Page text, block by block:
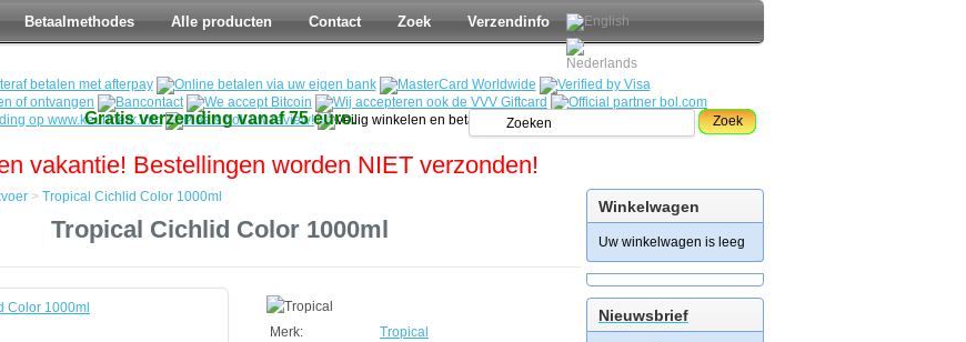
Betaalmethodes Alle producten Contact Zoek Verzendinfo
Gratis verzending vanaf 75 euro. Zoek
vakantie! Bestellingen worden NIET verzonden!
Winkelwagen
Uw winkelwagen is leeg
Nieuwsbrief
> Tropical Cichlid Color 1000ml
Tropical Cichlid Color 1000ml
Merk:
Tropical